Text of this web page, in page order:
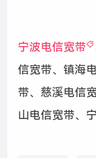
宁波电信宽带
信宽带、镇海
带、慈溪电信
山电信宽带、